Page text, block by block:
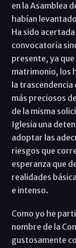
en la Asamblea
habían
Ha sido
convocatoria
presente, ya que
matrimonio, los
la
más preciosos
de la misma
Iglesia una
adoptar las
riesgos que
esperanza que
realidades
e intenso.
Como yo he
nombre de la
gustosamente